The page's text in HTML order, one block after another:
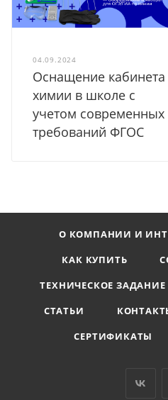
04.09.2024
Оснащение кабинета
химии в школе с
учетом современных
требований ФГОС
О КОМПАНИИ И
КАК КУПИТЬ
ТЕХНИЧЕСКОЕ ЗАДАНИЕ
СТАТЬИ
СЕРТИФИКАТЫ